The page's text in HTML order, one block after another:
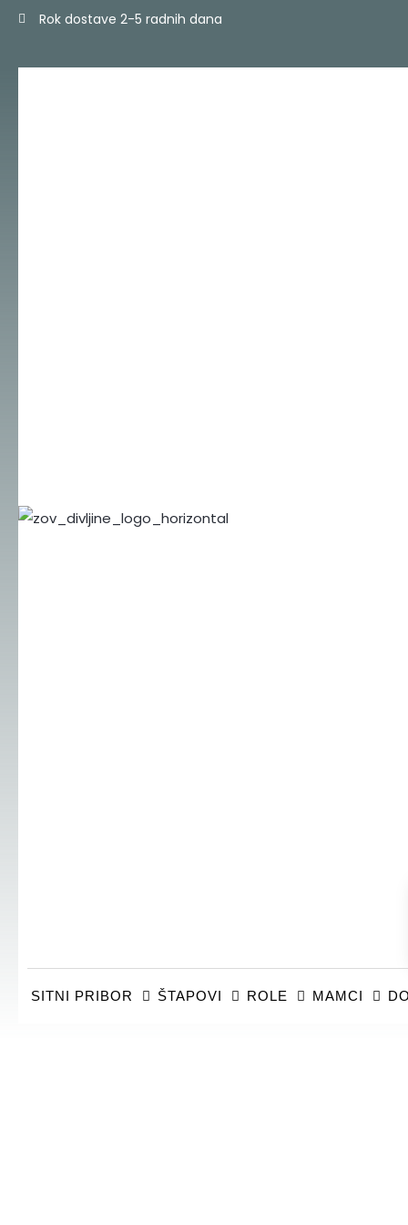
Skip
Rok dostave 2-5 radnih dana
SITNI PRIBOR ŠTAPOVI ROLE MAMCI